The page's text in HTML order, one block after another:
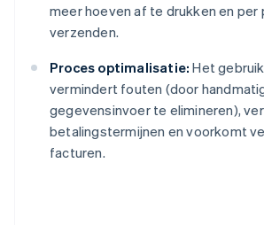
meer hoeven af te drukken en per
verzenden.
Proces optimalisatie: Het
vermindert fouten (door
gegevensinvoer te elimineren),
betalingstermijnen en voorkomt
facturen.